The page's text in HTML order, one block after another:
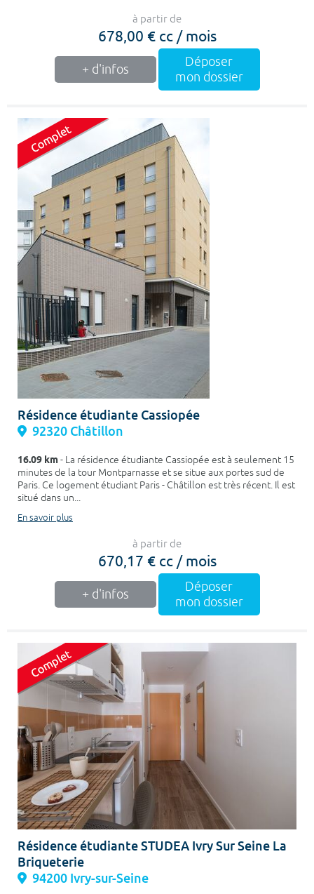
à partir de
678,00 € cc / mois
+ d'infos
Déposer
mon dossier
Résidence étudiante Cassiopée
92320 Châtillon
16.09 km- La résidence étudiante Cassiopée est à seulement 15
minutes de la tour Montparnasse et se situe aux portes sud de
Paris. Ce logement étudiant Paris - Châtillon est très récent. Il est
situé dans un...
En savoir plus
à partir de
670,17 € cc / mois
+ d'infos
Déposer
mon dossier
Résidence étudiante STUDEA Ivry Sur Seine La
Briqueterie
94200 Ivry-sur-Seine